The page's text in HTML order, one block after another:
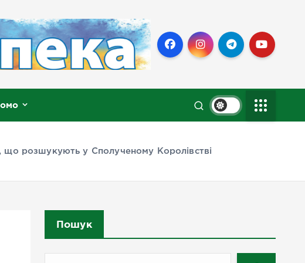
розшукують у Сполученому Королівстві
Пошук